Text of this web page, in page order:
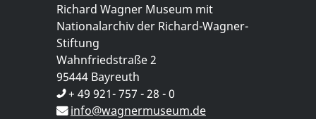
Richard Wagner Museum mit
Nationalarchiv der Richard-Wagner-
Stiftung
Wahnfriedstraße 2
95444 Bayreuth
+ 49 921- 757 - 28 - 0
info@wagnermuseum.de